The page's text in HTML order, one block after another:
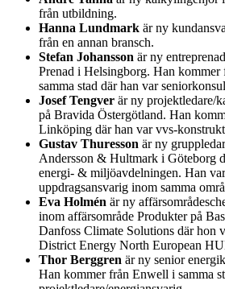
från utbildning.
Hanna Lundmark är ny
från en annan bransch.
Stefan Johansson är ny
Prenad i Helsingborg. Han
samma stad där han var
Josef Tengver är ny projektledare/
på Bravida Östergötland. Han
Linköping där han var vvs-
Gustav Thuresson är ny
Andersson & Hultmark i Göteborg
energi- & miljöavdelningen. Han
uppdragsansvarig inom samma
Eva Holmén är ny
inom affärsområde Produkter på
Danfoss Climate Solutions där hon
District Energy North European
Thor Berggren är ny senior
Han kommer från Enwell i samma